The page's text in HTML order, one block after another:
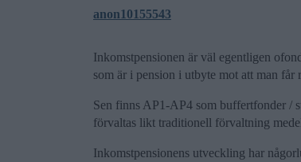
anon10155543
Inkomstpensionen är väl egentligen
som är i pension i utbyte mot att man får
Sen finns AP1-AP4 som buffertfonder /
förvaltas likt traditionell förvaltning
Inkomstpensionens utveckling har